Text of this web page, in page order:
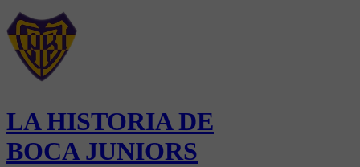
LA HISTORIA DE
BOCA JUNIORS